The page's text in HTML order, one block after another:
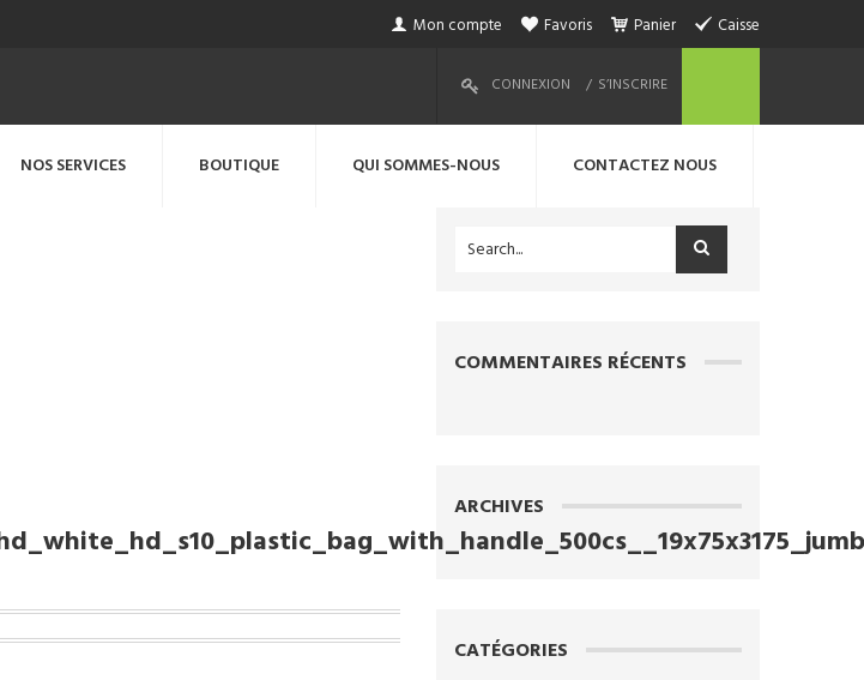
Mon compte Favoris Panier Caisse
CONNEXION S’INSCRIRE
NOS SERVICES BOUTIQUE QUI SOMMES-NOUS CONTACTEZ NOUS
COMMENTAIRES RÉCENTS
ARCHIVES
CATÉGORIES